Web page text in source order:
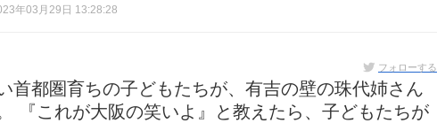
年03月29日 13:28:28
フォローする
首都圏育ちの子どもたちが、有吉の壁の珠代姉さん
『これが大阪の笑いよ』と教えたら、子どもたちが